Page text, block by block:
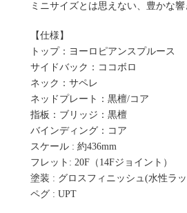
ミニサイズとは思えない、豊かな響
【仕様】
トップ：ヨーロピアンスプルース
サイドバック：ココボロ
ネック：サペレ
ネッドプレート：黒檀/コア
指板：ブリッジ：黒檀
バインディング：コア
スケール : 約436mm
フレット: 20F（14Fジョイント）
塗装 : グロスフィニッシュ(水性ラッ
ペグ : UPT